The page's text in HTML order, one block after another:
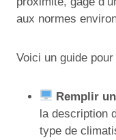
aux normes
Voici un guide
Remplir
la description
type de